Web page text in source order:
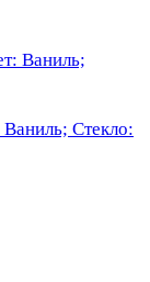
Стекло: